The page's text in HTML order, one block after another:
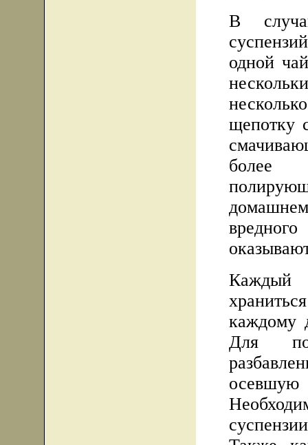
В
одной
щепотку
более
Каждый
каждому
Для